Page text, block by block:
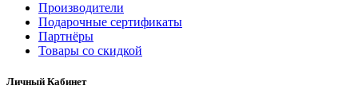
Производители
Подарочные сертификаты
Партнёры
Товары со скидкой
Личный Кабинет